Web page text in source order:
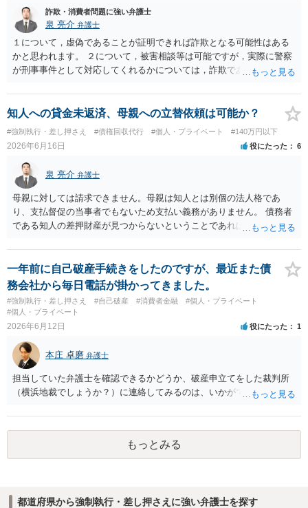
詐欺・消費者問題に強い弁護士
泉 亮介 弁護士
１について，虚偽であることが証明できれば詐欺となる可能性はある
かと思われます。 ２について，被害相談等は可能ですが，実際に警察
が刑事事件として対応してくれるかについては，詐欺であることをど
す。 ３について，相手と連絡が取れるのであれば内容証明や電話での
連絡等から交渉をすることtなるかと思われます。弁護士を立てること
を想定されている場合，裁判をする場合だと，弁護士費用との関係か
ら全額回収できたとしてもご自身の経済的な利益は少ないかと思われ
ます。 ４について，実際の内容次第ですが，可能な場合も多いです。
５について，可能かと思われます。 ６について，内容証明については
住んで居る場所が判明しないと送付は出来ないでしょう。裁判手続き
については，住民票上の住所へ住んでいないことを調査したうえで，
公示送達という方法により訴訟提起することとなります。 ７につい
て，プライバシー権侵害や名誉権侵害として相手から逆に請求を受け
るきっかけとなりかねないため，避けたほうが良いかと思われます。
知人への貸金未返済、母親への立替依頼は可能か？
#強制執行・差し押さえ #債権回収代行 #個人・プライベート #140万円以下
2026年6月16日 役にたった 6
泉 亮介 弁護士
母親に対しては請求できません。母親は知人とは別個の法人格であ
り、支払督促の当事者でもないため支払い義務がありません。 債務者
である知人の差押財産が見つからないということであれば、現実的に
一年前に自己破産手続きをしたのですが、最近また債
務会社から毎日電話が掛かってきました。
#強制執行・差し押さえ #自己破産 #消費者金融
#個人・プライベート
#個人・プライベート
2026年6月12日 役にたった 1
本庄 卓磨 弁護士
担当していた弁護士を確認できるかどうか、破産申立てをした裁判所
（横浜地裁でしょうか？）に連絡してみるのは、いかがでしょうか。
もっとみる
都道府県から強制執行・差し押さえに強い弁護士を探す